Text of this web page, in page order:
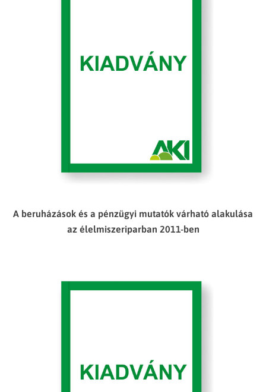
A beruházások és a pénzügyi mutatók várható alakulása
az élelmiszeriparban 2011-ben